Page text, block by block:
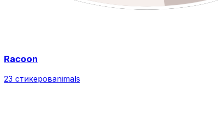
Racoon
23 стикеровanimals